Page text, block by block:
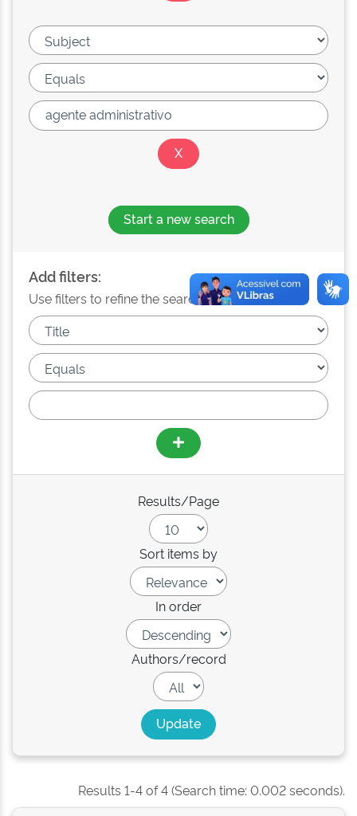
Start a new search
Add filters:
Use filters to refine the search results.
Results/Page
Sort items by
In order
Authors/record
Results 1-4 of 4 (Search time: 0.002 seconds).